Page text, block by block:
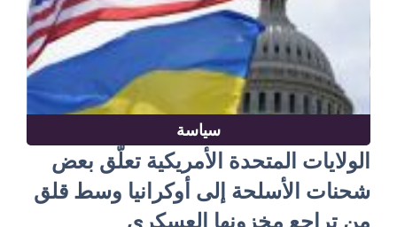
سياسة
الولايات المتحدة الأمريكية تعلّق بعض
شحنات الأسلحة إلى أوكرانيا وسط قلق
من تراجع مخزونها العسكري